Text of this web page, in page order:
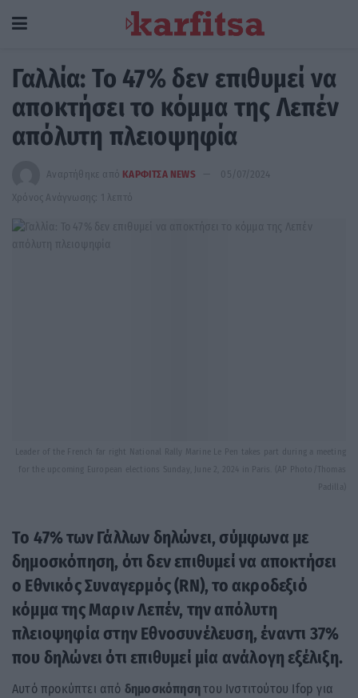
Γαλλία: Το 47% δεν επιθυμεί να
αποκτήσει το κόμμα της Λεπέν
απόλυτη πλειοψηφία
Αναρτήθηκε από ΚΑΡΦΙΤΣΑ NEWS
05/07/2024
Χρόνος Ανάγνωσης: 1 λεπτό
Leader of the French far right National Rally Marine Le Pen takes part during a meeting
for the upcoming European elections Sunday, June 2, 2024 in Paris. (AP Photo/Thomas
Το 47% των Γάλλων δηλώνει, σύμφωνα με
δημοσκόπηση, ότι δεν επιθυμεί να αποκτήσει
ο Εθνικός Συναγερμός (RN), το ακροδεξιό
κόμμα της Μαριν Λεπέν, την απόλυτη
πλειοψηφία στην Εθνοσυνέλευση, έναντι 37%
που δηλώνει ότι επιθυμεί μία ανάλογη εξέλιξη.
Αυτό προκύπτει από δημοσκόπησητου Ινστιτούτου Ifop για